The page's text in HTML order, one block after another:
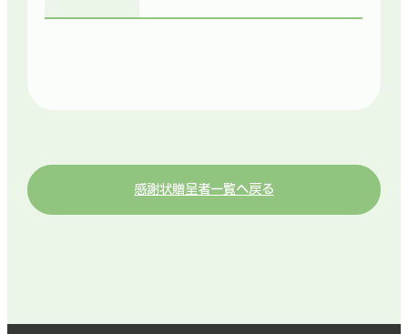
感謝状贈呈者一覧へ戻る